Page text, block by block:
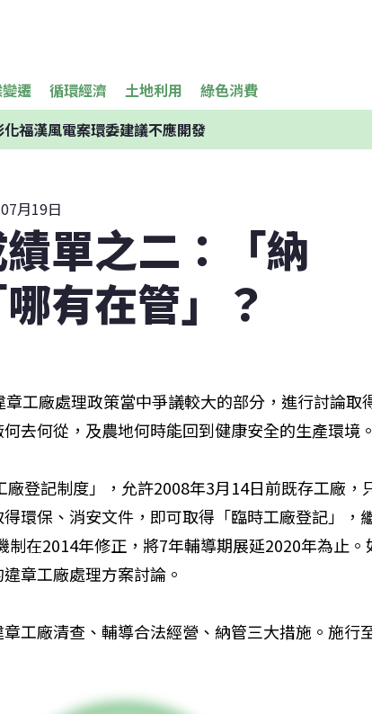
遷 循環經濟 土地利用 綠色消費
福漢風電案環委建議不應開發
月19日
單之二：「納
有在管」？
工廠處理政策當中爭議較大的部分，進行討論取
去何從，及農地何時能回到健康安全的生產環境。
登記制度」，允許2008年3月14日前既存工廠，
環保、消安文件，即可取得「臨時工廠登記」，
制在2014年修正，將7年輔導期展延2020年為止。
章工廠處理方案討論。
工廠清查、輔導合法經營、納管三大措施。施行